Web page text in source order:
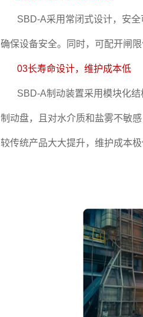
SBD-A采用常闭式设计，安
确保设备安全。同时，可配开闸
03长寿命设计，维护成本低
SBD-A制动装置采用模块化
制动盘，且对水介质和盐雾不敏
较传统产品大大提升，维护成本极